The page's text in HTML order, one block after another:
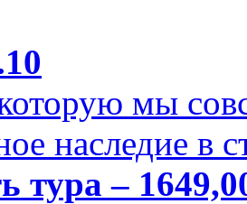
мы
наследие в
тура –